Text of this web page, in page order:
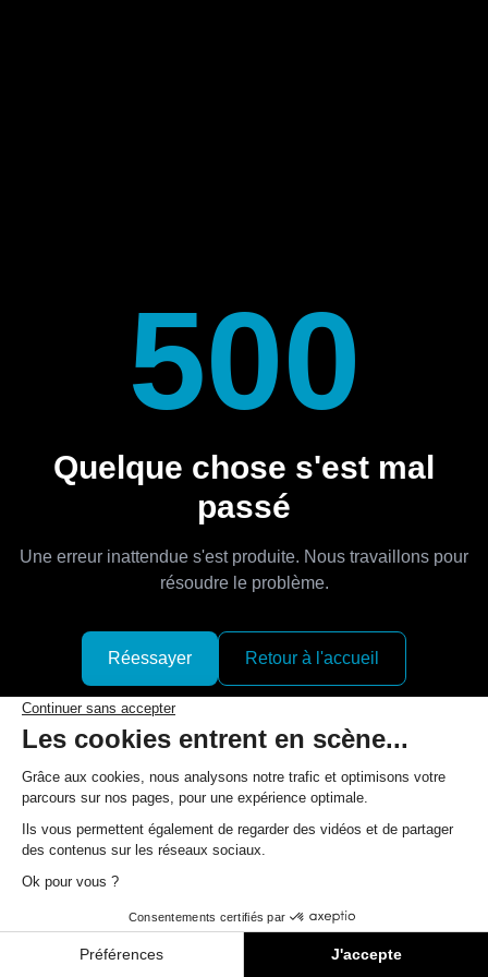
500
Quelque chose s'est mal
passé
Une erreur inattendue s'est produite. Nous travaillons pour
résoudre le problème.
Réessayer Retour à l'accueil